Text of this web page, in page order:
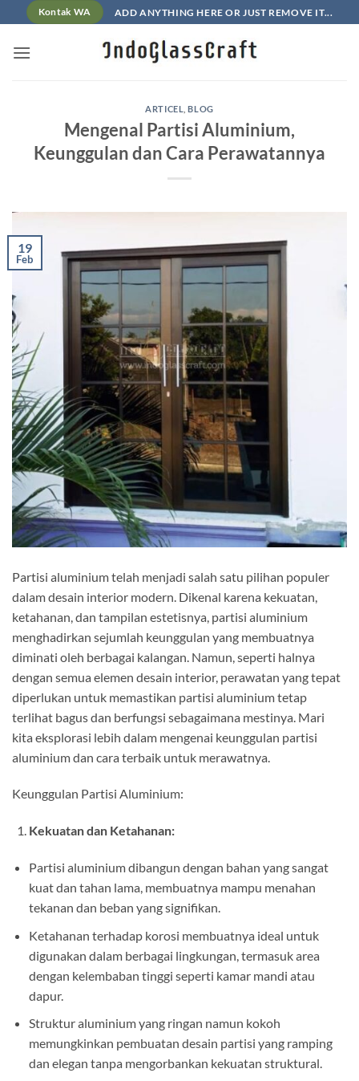
to
content
Kontak WA ADD ANYTHING HERE OR JUST REMOVE IT...
ARTICEL ,BLOG
Mengenal Partisi Aluminium,
Keunggulan dan Cara Perawatannya
19
Feb
Partisi aluminium telah menjadi salah satu pilihan populer
dalam desain interior modern. Dikenal karena kekuatan,
ketahanan, dan tampilan estetisnya, partisi aluminium
menghadirkan sejumlah keunggulan yang membuatnya
diminati oleh berbagai kalangan. Namun, seperti halnya
dengan semua elemen desain interior, perawatan yang tepat
diperlukan untuk memastikan partisi aluminium tetap
terlihat bagus dan berfungsi sebagaimana mestinya. Mari
kita eksplorasi lebih dalam mengenai keunggulan partisi
aluminium dan cara terbaik untuk merawatnya.
Keunggulan Partisi Aluminium:
Kekuatan dan Ketahanan:
Partisi aluminium dibangun dengan bahan yang sangat
kuat dan tahan lama, membuatnya mampu menahan
tekanan dan beban yang signifikan.
Ketahanan terhadap korosi membuatnya ideal untuk
digunakan dalam berbagai lingkungan, termasuk area
dengan kelembaban tinggi seperti kamar mandi atau
dapur.
Struktur aluminium yang ringan namun kokoh
memungkinkan pembuatan desain partisi yang ramping
dan elegan tanpa mengorbankan kekuatan struktural.